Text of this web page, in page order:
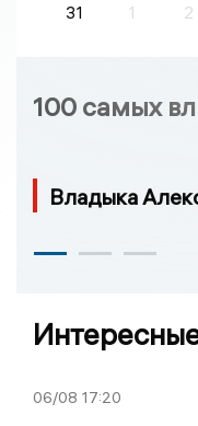
31
1 2
100 самых
Владыка
06/08 17:20